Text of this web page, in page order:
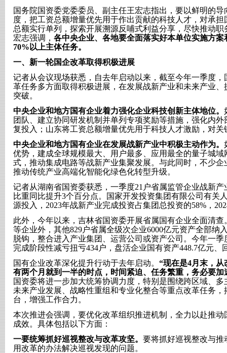
国务院国资委党委委员、副主任王宏志指出，要以鲜明的
度，把工资总额增量优先用于作出贡献的科技人才，对承
总额实行单列，探索开展溯源反哺式利益分享，尽快推动
宏志强调， 各中央企业、各地要全面落实好本单位实施方
70%以上主体任务。
一、 新一轮国企改革取得积极进展
记者从会议现场获悉，自去年启动以来，截至今年一季度
革任务多方面取得积极进展，在发展战新产业和未来产业
突破。
中央企业和地方国有企业着力强化企业科技创新主体地位。
团队、建立协同研发机制并单列专项奖励等措施，强化内
复投入；山东将工资总额增量优先用于科技人才激励，对关
中央企业和地方国有企业在发展战新产业中积极主动作为。
优势，建成全球规模最大、用户最多、应用最全的量子城
式，推动集成电路等战新产业集聚发展。与此同时，不少
推动传统产业高端化智能化绿色化转型升级。
记者从湖南省国资委获悉，一季度21户省属监管企业战新
比重同比提升3个百分点。国家开发投资集团有限公司有关
源投入，2023年战新产业完成投资占集团总投资的58%，
此外，今年以来，吉林省国资委开展省属国有企业全面清
等企业外，其他829户省属全级次企业6000亿元资产全部纳
脱钩，整合进入产业集团、运营公司或资产公司。今年一
完成阶段性减亏扭亏434户，盘活企业国有资产448.7亿元、
国有企业改革深化提升行动于去年启动。 “现在是4月末，
有两个月就到一半的时点，时间紧迫、任务繁重，务必要加
国资委将进一步加大统筹协调力度，特别是围绕跨区域、
未来产业发展、战略性重组和专业化整合等重点改革任务
台，增强工作合力。
本次推进会强调，要优化改革组织推进机制，全力以赴推
成效。具体包括以下方面：
一要统筹抓好巡视整改与改革攻坚。 要将抓好巡视整改与
用改革的办法解决巡视发现的问题。